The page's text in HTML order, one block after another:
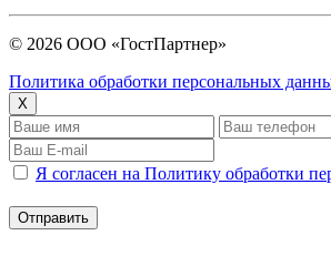
© 2026 ООО «ГостПартнер»
Политика обработки персональных
X
Я согласен на Политику обработки